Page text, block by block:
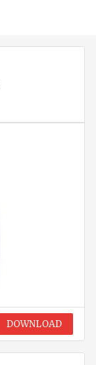
DOWNLOAD